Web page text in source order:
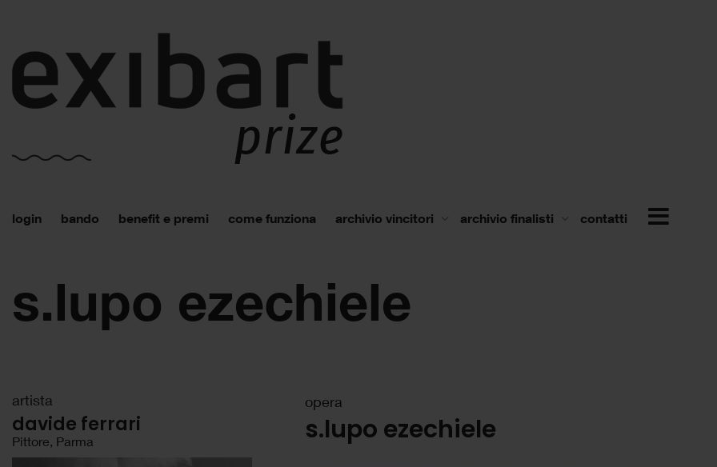
login bando benefit e premi come funziona archivio vincitori archivio finalisti contatti
s.lupo ezechiele
opera
s.lupo ezechiele
artista
davide ferrari
Pittore, Parma